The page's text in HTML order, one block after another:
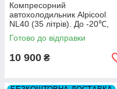
Компресорний
автохолодильник Alpicool
NL40 (35 літрів). До -20℃,
(12, 24, 220 вольт)
Готово до відправки
10 900 ₴